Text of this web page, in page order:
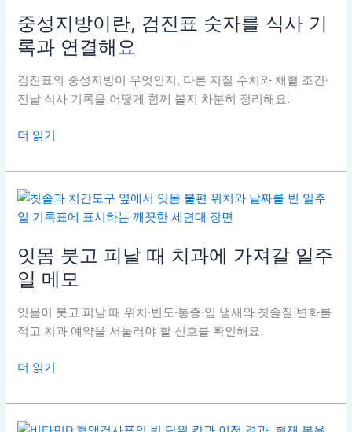
봐
요
1
회
섭
취
량
원
를
같
이
요
중성지방이란, 검진표 숫자를 식사 기
록과 연결해요
검진표의 중성지방이 무엇인지, 다른 지질 수치와 채혈 조건·
전날 식사 기록을 어떻게 함께 볼지 차분히 정리해요.
중
지
방
이
검
진
표
숫
자
식
록
더 읽기
잇몸 붓고 피날 때 치과에 가져갈 일주
일 메모
잇몸이 붓고 피날 때 위치·빈도·통증·입 냄새와 칫솔질 변화를
적고 치과 예약을 서둘러야 할 신호를 확인해요.
잇
붓
고
더 읽기